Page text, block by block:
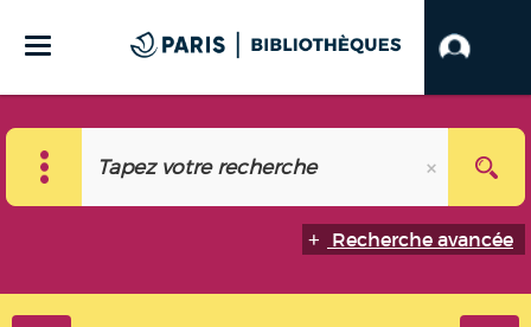
Recherche avancée